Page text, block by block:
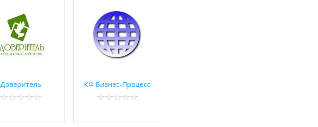
Доверитель КФ Бизнес-Процесс